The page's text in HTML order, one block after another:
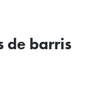
de barris